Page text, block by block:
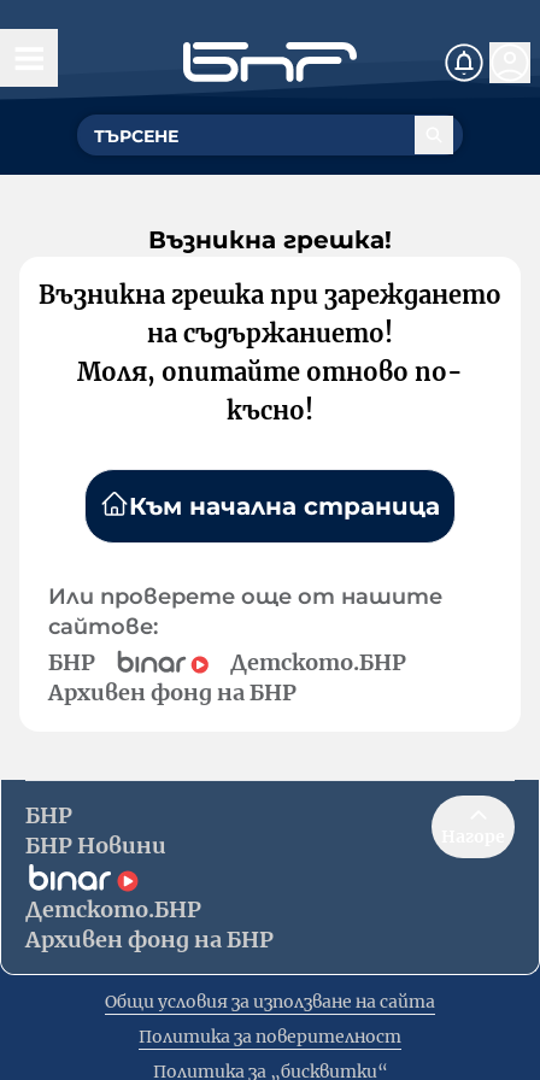
Възникна грешка!
Възникна грешка при зареждането
на съдържанието!
Моля, опитайте отново по-
късно!
Към начална страница
Или проверете още от нашите
сайтове:
БНР
Детското.БНР
Архивен фонд на БНР
БНР
БНР Новини
Детското.БНР
Архивен фонд на БНР
Общи условия за използване на сайта
Политика за поверителност
Политика за „бисквитки“